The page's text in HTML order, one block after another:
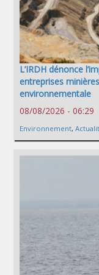
L’IRDH dénonce
entreprises
environnementale
08/08/2026 - 06:29
Environnement,